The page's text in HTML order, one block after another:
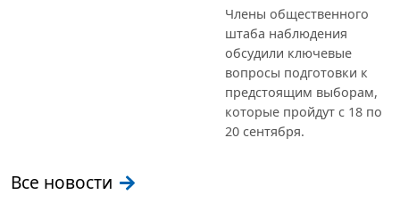
Члены общественного
штаба наблюдения
обсудили ключевые
вопросы подготовки к
предстоящим выборам,
которые пройдут с 18 по
20 сентября.
Все новости